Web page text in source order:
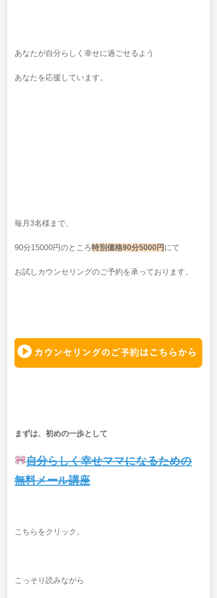
あなたが自分らしく幸せに過ごせるよう
あなたを応援しています。
毎月3名様まで、
90分15000円のところ特別価格90分5000円 にて
お試しカウンセリングのご予約を承っております。
まずは、初めの一歩として
自分らしく幸せママになるための
無料メール講座
こちらをクリック。
こっそり読みながら